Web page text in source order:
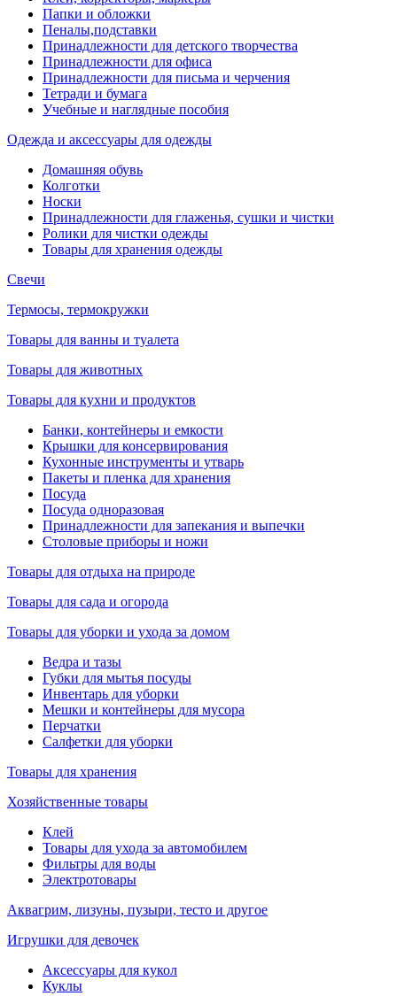
Папки и обложки
Пеналы,подставки
Принадлежности для детского творчества
Принадлежности для офиса
Принадлежности для письма и черчения
Тетради и бумага
Учебные и наглядные пособия
Одежда и аксессуары для одежды
Домашняя обувь
Колготки
Носки
Принадлежности для глаженья, сушки и чистки
Ролики для чистки одежды
Товары для хранения одежды
Свечи
Термосы, термокружки
Товары для ванны и туалета
Товары для животных
Товары для кухни и продуктов
Банки, контейнеры и емкости
Крышки для консервирования
Кухонные инструменты и утварь
Пакеты и пленка для хранения
Посуда
Посуда одноразовая
Принадлежности для запекания и выпечки
Столовые приборы и ножи
Товары для отдыха на природе
Товары для сада и огорода
Товары для уборки и ухода за домом
Ведра и тазы
Губки для мытья посуды
Инвентарь для уборки
Мешки и контейнеры для мусора
Перчатки
Салфетки для уборки
Товары для хранения
Хозяйственные товары
Клей
Товары для ухода за автомобилем
Фильтры для воды
Электротовары
Аквагрим, лизуны, пузыри, тесто и другое
Игрушки для девочек
Аксессуары для кукол
Куклы